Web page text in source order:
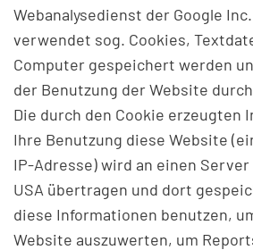
Webanalysedienst der Google
verwendet sog. Cookies,
Computer gespeichert werden
der Benutzung der Website
Die durch den Cookie erzeugten
Ihre Benutzung diese Website
IP-Adresse) wird an einen Server
USA übertragen und dort
diese Informationen benutzen,
Website auszuwerten, um